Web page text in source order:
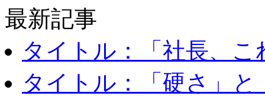
最新記事
タイトル：「社長、こ
タイトル：「硬さ」と